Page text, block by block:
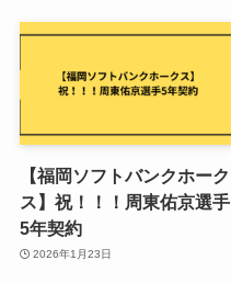
【福岡ソフトバンクホーク
ス】祝！！！周東佑京選手
5年契約
2026年1月23日